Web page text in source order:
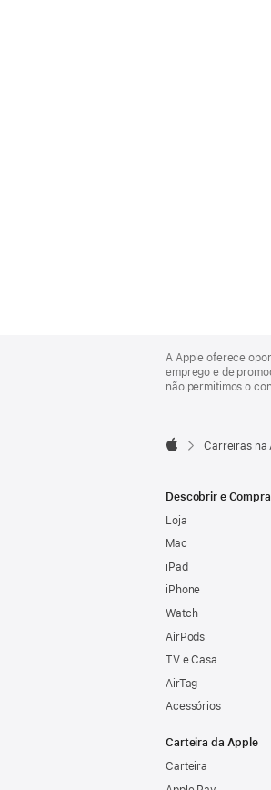
Footer
A Apple oferece
emprego e de
não permitimos o

Carreiras na
Descobrir e
Loja
Mac
iPad
iPhone
Watch
AirPods
TV e Casa
AirTag
Acessórios
Carteira da Apple
Carteira